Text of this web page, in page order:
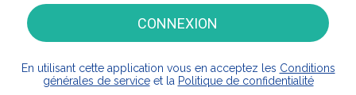
CONNEXION
En utilisant cette application vous en acceptez les Conditions
générales de serviceet la Politique de confidentialité